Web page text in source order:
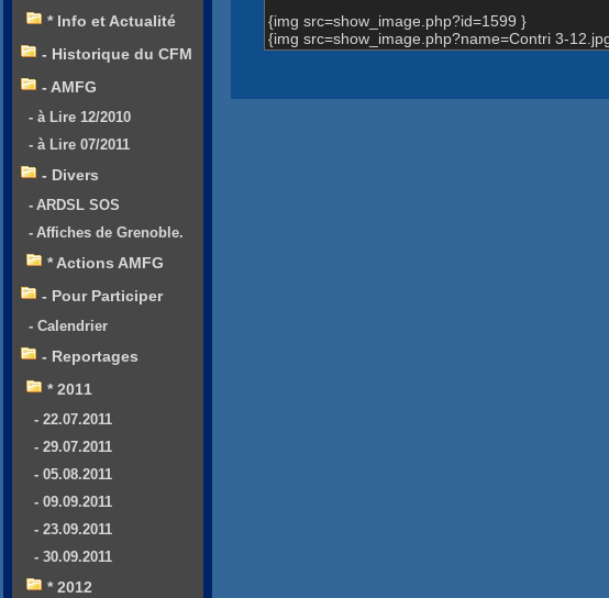
{img src=show_image.php?id=1599 }
{img src=show_image.php?name=Contri 3-
* Info et Actualité
- Historique du CFM
- AMFG
- à Lire 12/2010
- à Lire 07/2011
- Divers
- ARDSL SOS
- Affiches de Grenoble.
* Actions AMFG
- Pour Participer
- Calendrier
- Reportages
* 2011
- 22.07.2011
- 29.07.2011
- 05.08.2011
- 09.09.2011
- 23.09.2011
- 30.09.2011
* 2012